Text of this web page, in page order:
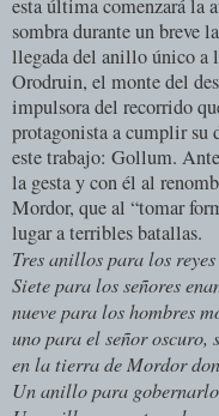
esta última comenzará la
sombra durante un breve
llegada del anillo único a
Orodruin, el monte del
impulsora del recorrido
protagonista a cumplir su
este trabajo: Gollum.
la gesta y con él al
Mordor, que al “tomar
lugar a terribles batallas.
Tres anillos para los
Siete para los señores
nueve para los hombres
uno para el señor oscuro,
en la tierra de Mordor
Un anillo para